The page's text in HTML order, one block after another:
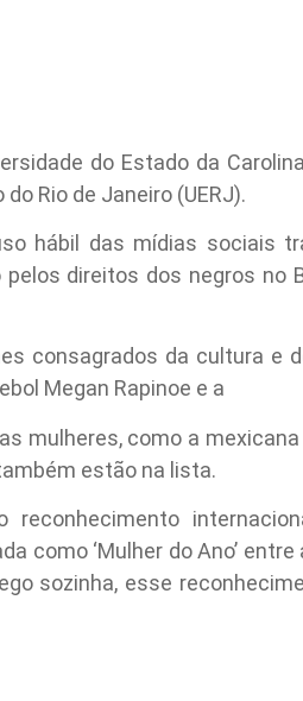
do Estado da
Rio de Janeiro (UERJ).
hábil das mídias sociais
direitos dos negros no
consagrados da cultura e
Megan Rapinoe e a
mulheres, como a mexicana
estão na lista.
como ‘Mulher do Ano’
sozinha, esse